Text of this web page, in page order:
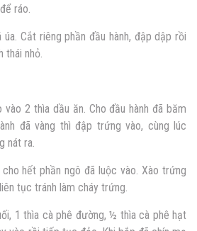
ráo.
Cắt riêng phần đầu hành, đập dập rồi
thái nhỏ.
2 thìa dầu ăn. Cho đầu hành đã băm
đã vàng thì đập trứng vào, cùng lúc
nát ra.
hết phần ngô đã luộc vào. Xào trứng
tục tránh làm cháy trứng.
1 thìa cà phê đường, ½ thìa cà phê hạt